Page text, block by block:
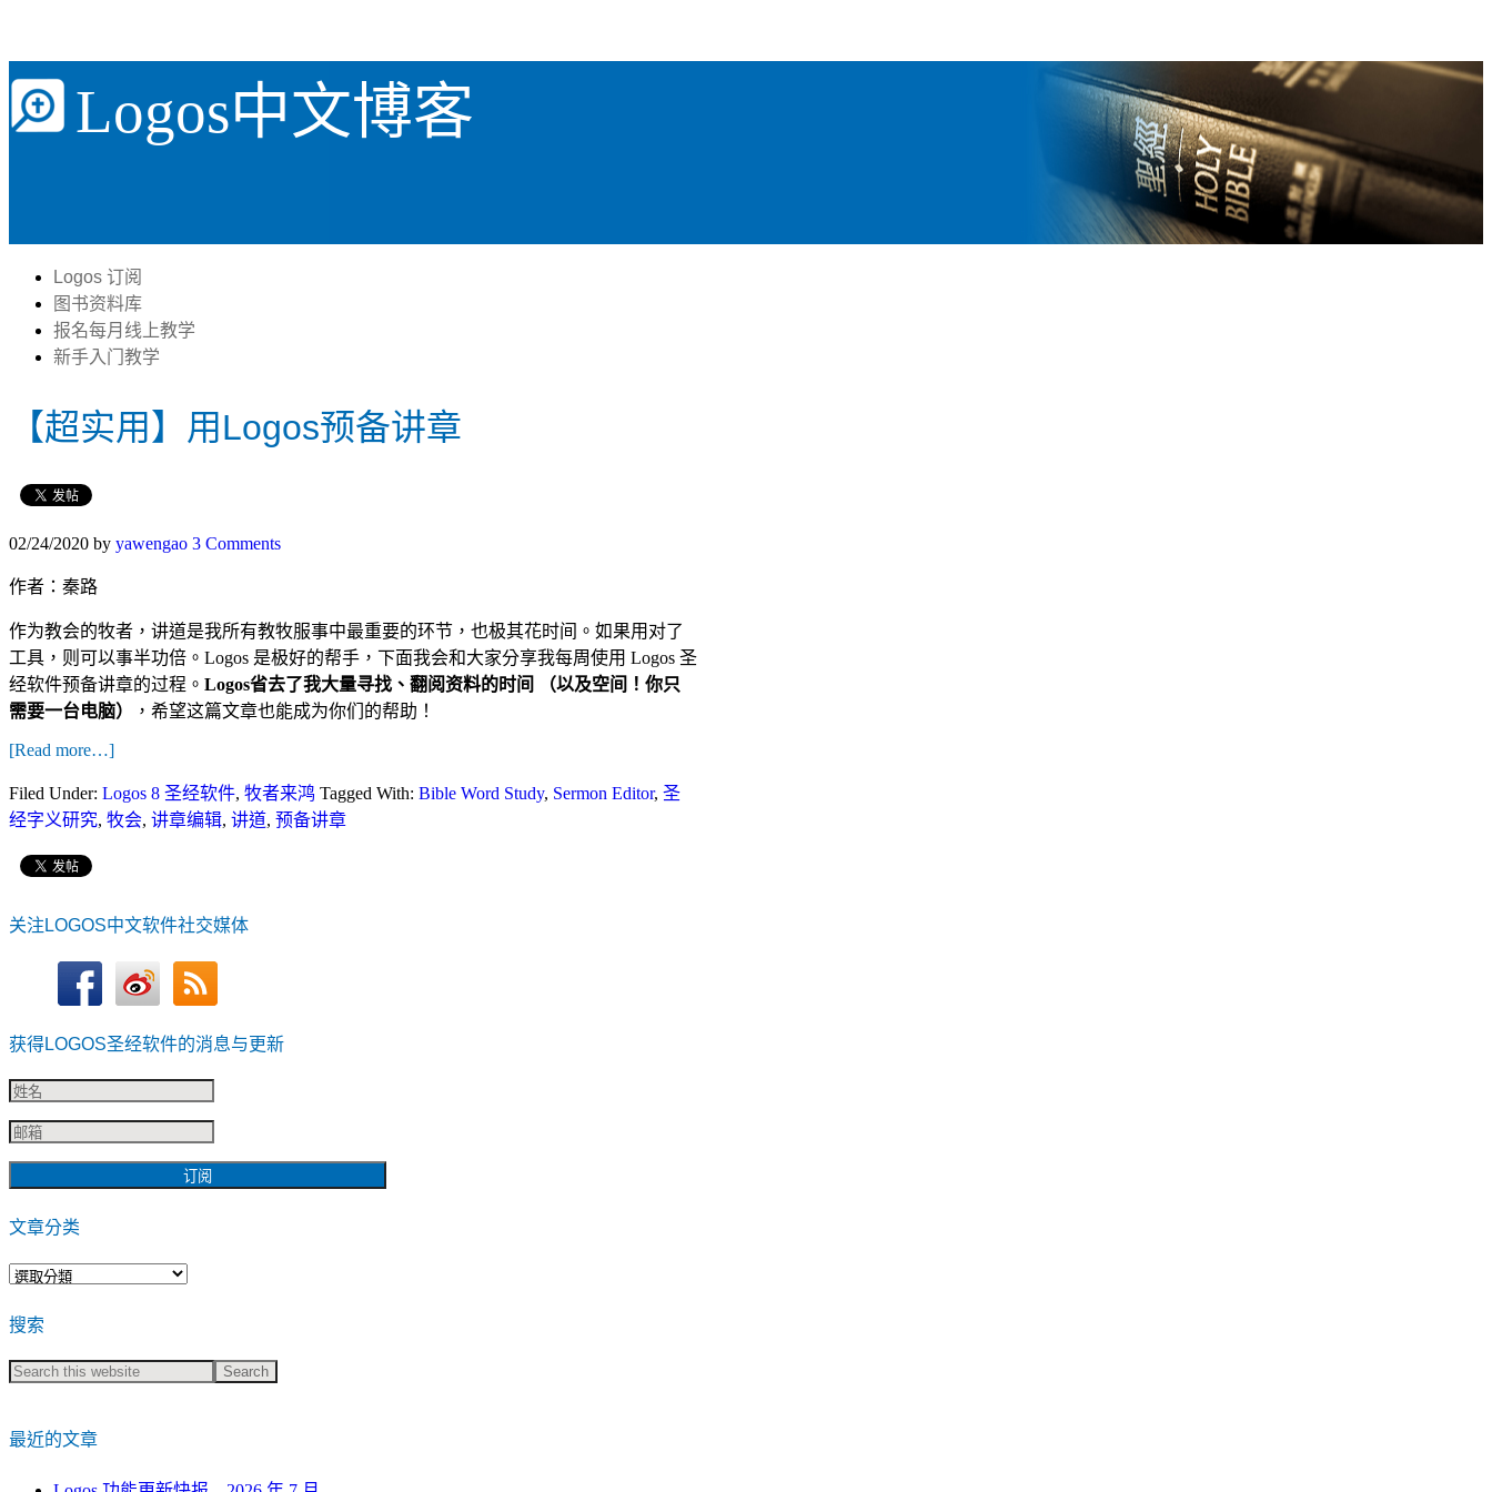
Logos中文博客
Logos 订阅
图书资料库
报名每月线上教学
新手入门教学
【超实用】用Logos预备讲章
02/24/2020 by yawengao 3 Comments
作者：秦路
作为教会的牧者，讲道是我所有教牧服事中最重要的环节，也极其花时间。如果用对了
工具，则可以事半功倍。Logos 是极好的帮手，下面我会和大家分享我每周使用 Logos 圣
经软件预备讲章的过程。 Logos省去了我大量寻找、翻阅资料的时间 （以及空间！你只
需要一台电脑）
，希望这篇文章也能成为你们的帮助！
[Read more…]
Filed Under: Logos 8 圣经软件, 牧者来鸿 Tagged With: Bible Word Study, Sermon Editor, 圣
经字义研究, 牧会, 讲章编辑, 讲道, 预备讲章
关注LOGOS中文软件社交媒体
获得LOGOS圣经软件的消息与更新
文章分类
文
分
类
搜索
最近的文章